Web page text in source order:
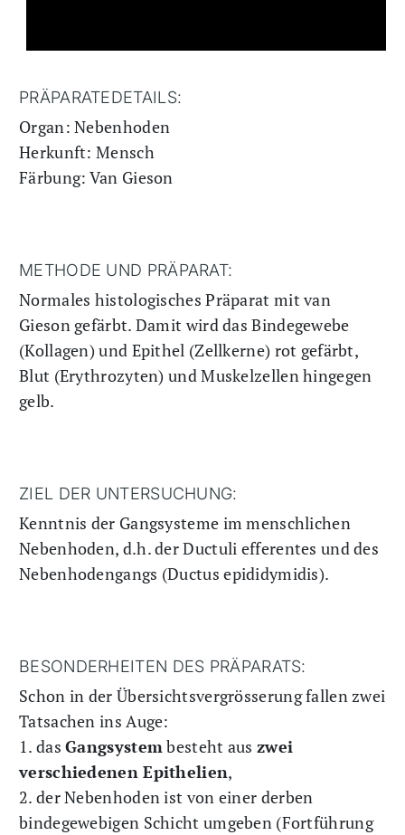
PRÄPARATEDETAILS:
Organ: Nebenhoden
Herkunft: Mensch
Färbung: Van Gieson
METHODE UND PRÄPARAT:
Normales histologisches Präparat mit van
Gieson gefärbt. Damit wird das Bindegewebe
(Kollagen) und Epithel (Zellkerne) rot gefärbt,
Blut (Erythrozyten) und Muskelzellen hingegen
gelb.
ZIEL DER UNTERSUCHUNG:
Kenntnis der Gangsysteme im menschlichen
Nebenhoden, d.h. der Ductuli efferentes und des
Nebenhodengangs (Ductus epididymidis).
BESONDERHEITEN DES PRÄPARATS:
Schon in der Übersichtsvergrösserung fallen zwei
Tatsachen ins Auge:
1. dasGangsystem besteht auszwei
verschiedenen Epithelien,
2. der Nebenhoden ist von einer derben
bindegewebigen Schicht umgeben (Fortführung